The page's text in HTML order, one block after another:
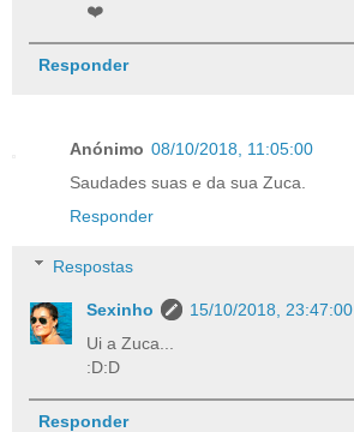
❤️
Responder
Anónimo 08/10/2018, 11:05:00
Saudades suas e da sua Zuca.
Responder
Respostas
Sexinho
15/10/2018, 23:47:00
Ui a Zuca...
:D:D
Responder